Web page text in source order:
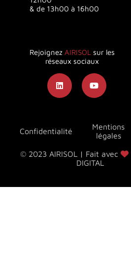
& de 13h00 à 16h00
Confidentialité
Mentions
légales
© 2023 AIRISOL | Fait avec
DIGITAL
Rejoignez AIRISOLsur les
réseaux sociaux